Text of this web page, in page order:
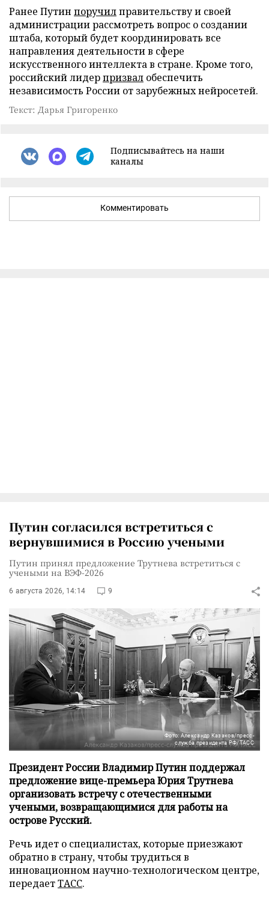
Ранее Путин поручилправительству и своей
администрации рассмотреть вопрос о создании
штаба, который будет координировать все
направления деятельности в сфере
искусственного интеллекта в стране. Кроме того,
российский лидерпризвал обеспечить
независимость России от зарубежных нейросетей.
Текст: Дарья Григоренко
Подписывайтесь на наши
каналы
Комментировать
Путин согласился встретиться с
вернувшимися в Россию учеными
Путин принял предложение Трутнева встретиться с
учеными на ВЭФ-2026
6 августа 2026, 14:14 9
Фото: Александр Казаков/пресс-
служба президента РФ/ТАСС
Президент России Владимир Путин поддержал
предложение вице-премьера Юрия Трутнева
организовать встречу с отечественными
учеными, возвращающимися для работы на
острове Русский.
Речь идет о специалистах, которые приезжают
обратно в страну, чтобы трудиться в
инновационном научно-технологическом центре,
передаетТАСС.